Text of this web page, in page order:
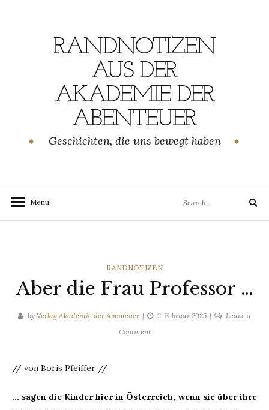
RANDNOTIZEN
AUS DER
AKADEMIE DER
ABENTEUER
Geschichten, die uns bewegt haben
Menu
for:
Search
CATEGORIES
RANDNOTIZEN
Aber die Frau Professor …
by Verlag Akademie der Abenteuer 2. Februar 2025
Leave a
Commenton
…
// von Boris Pfeiffer //
… sagen die Kinder hier in Österreich, wenn sie über ihre